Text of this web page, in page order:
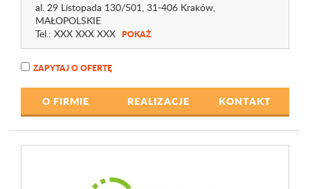
al. 29 Listopada 130/501, 31-406 Kraków,
MAŁOPOLSKIE
Tel.: XXX XXX XXX POKAŻ
ZAPYTAJ O OFERTĘ
O FIRMIE REALIZACJE KONTAKT